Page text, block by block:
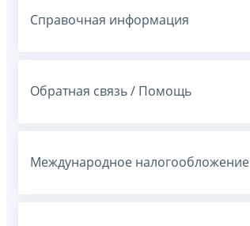
Справочная информация
Обратная связь / Помощь
Международное налогообложение